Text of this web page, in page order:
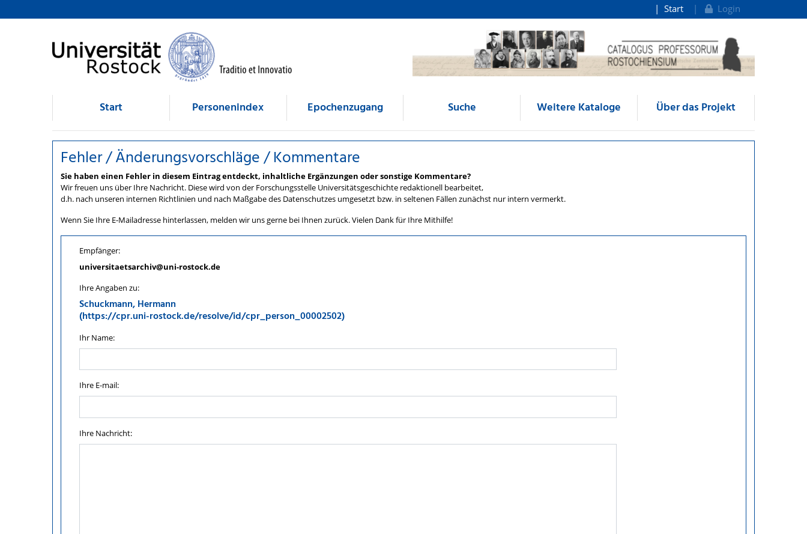
Fehler / Änderungsvorschläge / Kommentare
direkt zum Inhalt
Start Login
Start Personenindex Epochenzugang Suche Weitere Kataloge Über das Projekt
Fehler / Änderungsvorschläge / Kommentare
Sie haben einen Fehler in diesem Eintrag entdeckt, inhaltliche Ergänzungen oder sonstige Kommentare?
Wir freuen uns über Ihre Nachricht. Diese wird von der Forschungsstelle Universitätsgeschichte redaktionell bearbeitet,
d.h. nach unseren internen Richtlinien und nach Maßgabe des Datenschutzes umgesetzt bzw. in seltenen Fällen zunächst nur intern vermerkt.
Wenn Sie Ihre E-Mailadresse hinterlassen, melden wir uns gerne bei Ihnen zurück. Vielen Dank für Ihre Mithilfe!
Empfänger:
universitaetsarchiv@uni-rostock.de
Ihre Angaben zu:
Schuckmann, Hermann
(https://cpr.uni-rostock.de/resolve/id/cpr_person_00002502)
Ihr Name:
Ihre E-mail:
Ihre Nachricht: